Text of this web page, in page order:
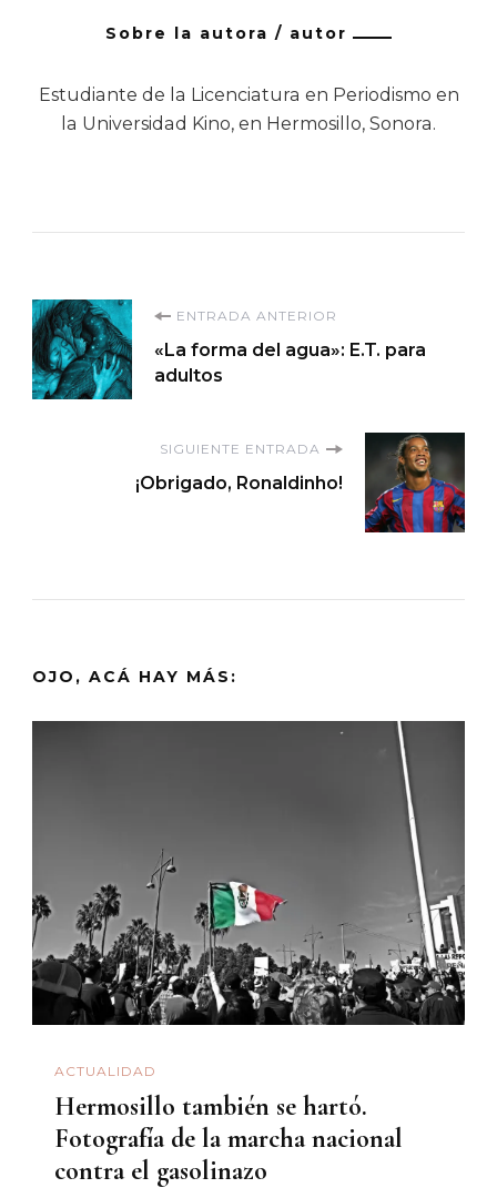
Sobre la autora / autor
Estudiante de la Licenciatura en Periodismo en
la Universidad Kino, en Hermosillo, Sonora.
Navegación
de
entradas
ENTRADA ANTERIOR
«La forma del agua»: E.T. para
adultos
SIGUIENTE ENTRADA
¡Obrigado, Ronaldinho!
OJO, ACÁ HAY MÁS:
ACTUALIDAD
Hermosillo también se hartó.
Fotografía de la marcha nacional
contra el gasolinazo